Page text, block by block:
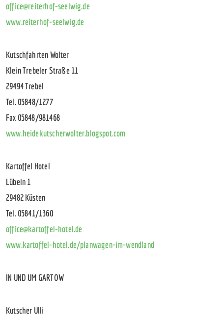
office@reiterhof-seelwig.de
www.reiterhof-seelwig.de
Kutschfahrten Wolter
Klein Trebeler Straße 11
29494 Trebel
Tel. 05848/1277
Fax 05848/981468
www.heidekutscherwolter.blogspot.com
Kartoffel Hotel
Lübeln 1
29482 Küsten
Tel. 05841/1360
office@kartoffel-hotel.de
www.kartoffel-hotel.de/planwagen-im-wendland
IN UND UM GARTOW
Kutscher Ulli